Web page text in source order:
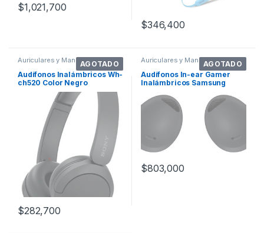
$1,021,700
$346,400
AGOTADO
Auriculares y Manos Libres
Audífonos Inalámbricos Wh-
ch520 Color Negro
$282,700
AGOTADO
Auriculares y Manos Libres
Audífonos In-ear Gamer
Inalámbricos Samsung
Graphite
$803,000